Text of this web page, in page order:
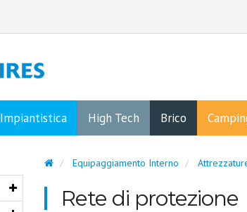
Impiantistica High Tech Brico
Equipaggiamento Interno
Rete di protezione